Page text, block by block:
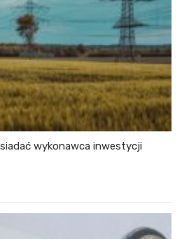
wykonawca inwestycji